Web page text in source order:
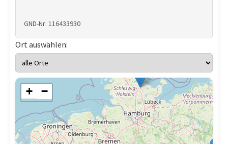
GND-Nr: 116433930
Ort auswählen:
+ −